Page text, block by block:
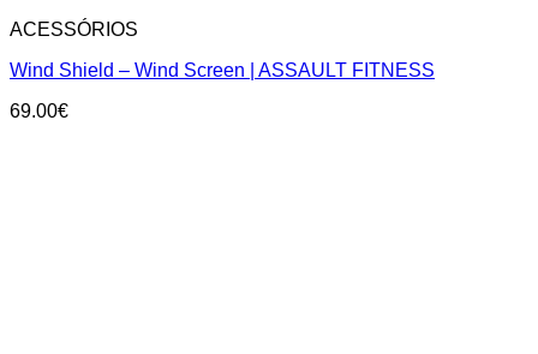
ACESSÓRIOS
Wind Shield – Wind Screen | ASSAULT FITNESS
69.00€